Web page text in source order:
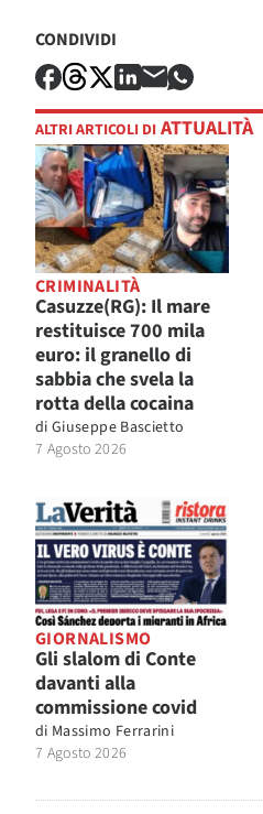
CONDIVIDI
ALTRI ARTICOLI DI ATTUALITÀ
CRIMINALITÀ
Casuzze(RG): Il mare
restituisce 700 mila
euro: il granello di
sabbia che svela la
rotta della cocaina
di Giuseppe Bascietto
7 Agosto 2026
GIORNALISMO
Gli slalom di Conte
davanti alla
commissione covid
di Massimo Ferrarini
7 Agosto 2026